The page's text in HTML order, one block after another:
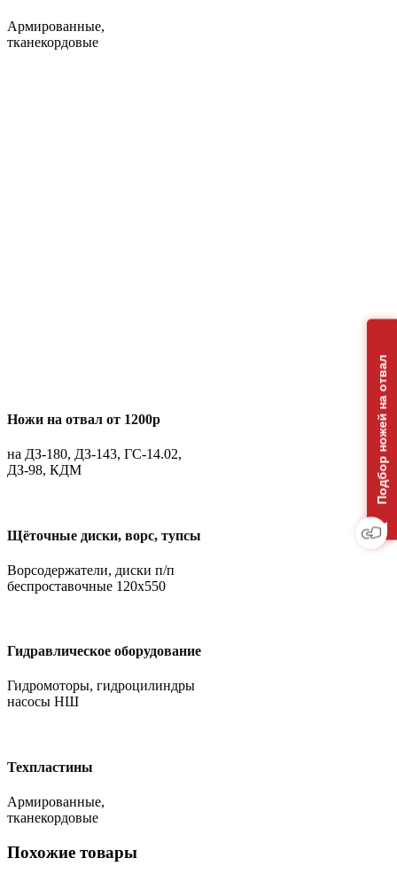
Армированные,
тканекордовые
Ножи на отвал от 1200р
на ДЗ-180, ДЗ-143, ГС-14.02,
ДЗ-98, КДМ
Щёточные диски, ворс, тупсы
Ворсодержатели, диски п/п
беспроставочные 120х550
Гидравлическое оборудование
Гидромоторы, гидроцилиндры
насосы НШ
Техпластины
Армированные,
тканекордовые
Похожие товары
Подбор ножей на отвал